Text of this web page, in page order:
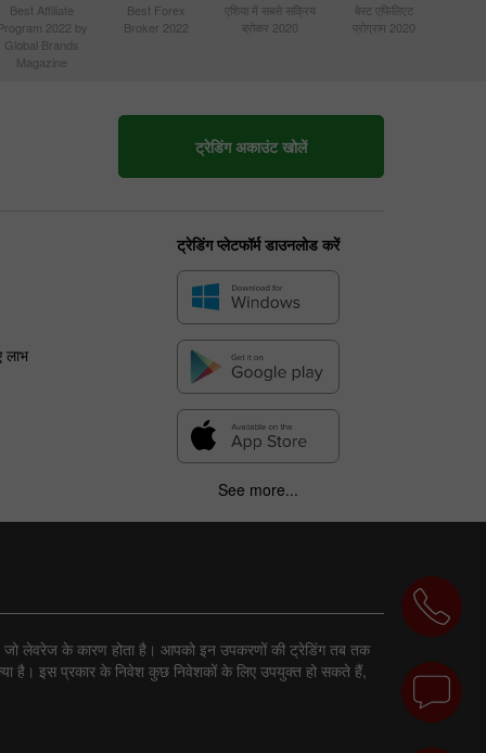
Best Affiliate
2022 by
Global Brands
Magazine
Best Forex
Broker 2022
एशिया में सबसे सक्रिय
ब्रोकर 2020
बेस्ट एफिलिएट
प्रोग्राम 2020
ट्रेडिंग अकाउंट खोलें
लाभ
ट्रेडिंग प्लेटफॉर्म डाउनलोड करें
See more...
है, जो लेवरेज के कारण होता है। आपको इन उपकरणों की ट्रेडिंग तब तक
है। इस प्रकार के निवेश कुछ निवेशकों के लिए उपयुक्त हो सकते हैं,